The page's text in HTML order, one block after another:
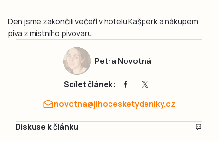
Den jsme zakončili večeří v hotelu Kašperk a nákupem
piva z místního pivovaru.
Petra Novotná
Sdílet článek:
novotna@jihocesketydeniky.cz
Diskuse k článku